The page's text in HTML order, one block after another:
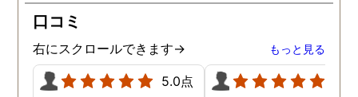
口コミ
右にスクロールできます→ もっと見る
5.0点